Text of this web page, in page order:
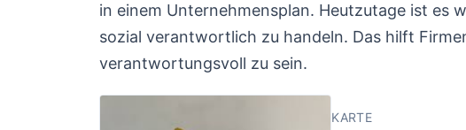
in einem Unternehmensplan. Heutzutage ist es
sozial verantwortlich zu handeln. Das hilft
verantwortungsvoll zu sein.
KARTE